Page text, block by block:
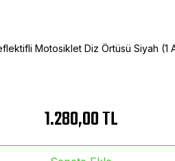
Motosiklet Diz Örtüsü Siyah
1.280,00 TL